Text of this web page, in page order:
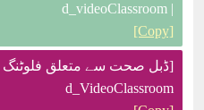
| d_videoClassroom
[Copy]
[ڈبل صحت سے متعلق فلوٹنگ
d_VideoClassroom